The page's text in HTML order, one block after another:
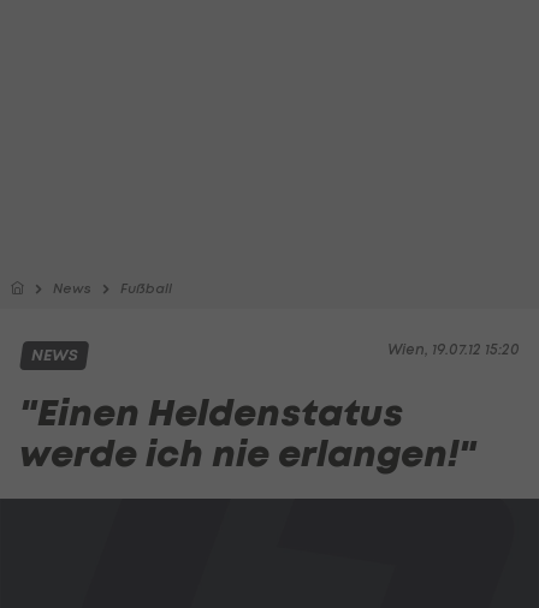
News Fußball
Wien, 19.07.12 15:20
NEWS
"Einen Heldenstatus
werde ich nie erlangen!"